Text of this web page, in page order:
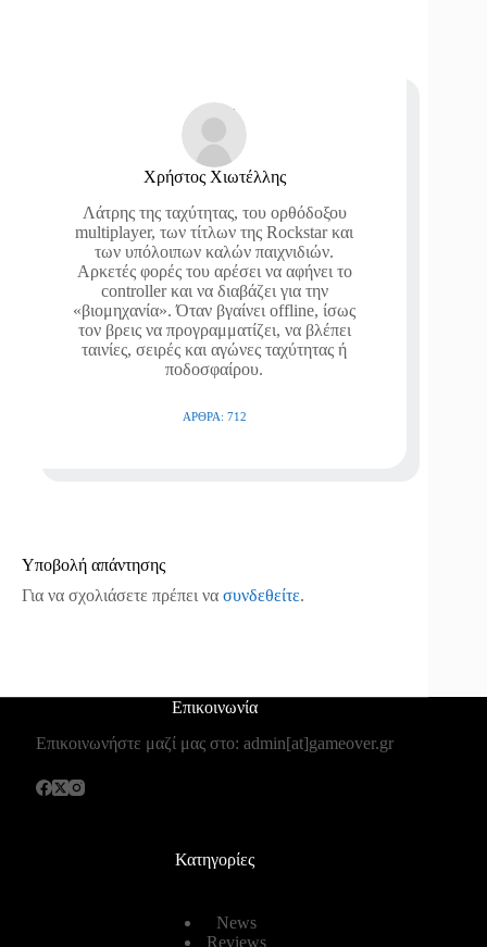
Χρήστος Χιωτέλλης
Λάτρης της ταχύτητας, του ορθόδοξου
multiplayer, των τίτλων της Rockstar και
των υπόλοιπων καλών παιχνιδιών.
Αρκετές φορές του αρέσει να αφήνει το
controller και να διαβάζει για την
«βιομηχανία». Όταν βγαίνει offline, ίσως
τον βρεις να προγραμματίζει, να βλέπει
ταινίες, σειρές και αγώνες ταχύτητας ή
ποδοσφαίρου.
ΆΡΘΡΑ: 712
Υποβολή απάντησης
Για να σχολιάσετε πρέπει να συνδεθείτε.
Επικοινωνία
Επικοινωνήστε μαζί μας στο: admin[at]gameover.gr
Κατηγορίες
News
Reviews